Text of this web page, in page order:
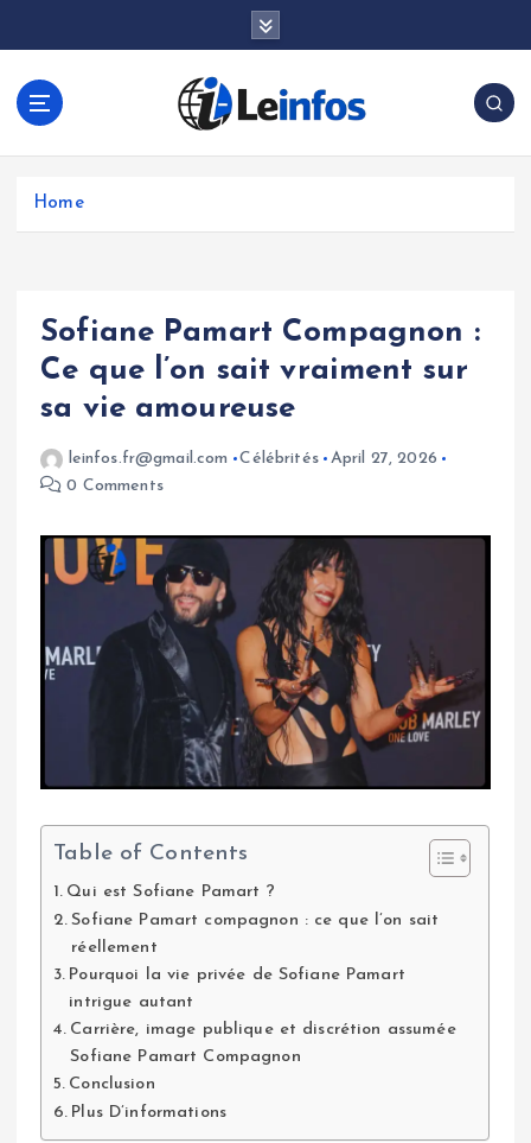
Home
Sofiane Pamart Compagnon :
Ce que l’on sait vraiment sur
sa vie amoureuse
leinfos.fr@gmail.com Célébrités
April 27, 2026
0 Comments
Table of Contents
Qui est Sofiane Pamart ?
Sofiane Pamart compagnon : ce que l’on sait
réellement
Pourquoi la vie privée de Sofiane Pamart
intrigue autant
Carrière, image publique et discrétion assumée
Sofiane Pamart Compagnon
Conclusion
Plus D’informations